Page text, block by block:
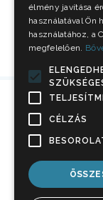
élmény javítása
használatával Ön
használatához, a
megfelelően.
CÉLZÁS